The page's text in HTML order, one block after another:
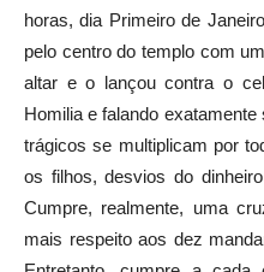
horas, dia Primeiro de
pelo centro do templo com
altar e o lançou contra o
Homilia e falando
trágicos se multiplicam por
os filhos, desvios do
Cumpre, realmente, uma
mais respeito aos dez